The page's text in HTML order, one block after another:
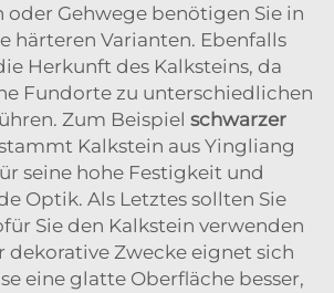
oder Gehwege benötigen Sie in
härteren Varianten. Ebenfalls
Herkunft des Kalksteins, da
Fundorte zu unterschiedlichen
Zum Beispiel schwarzer
Kalkstein aus Yingliang
seine hohe Festigkeit und
Optik. Als Letztes sollten Sie
Sie den Kalkstein verwenden
dekorative Zwecke eignet sich
eine glatte Oberfläche besser,